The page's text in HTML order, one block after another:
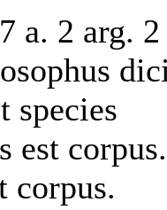
a. 2 arg. 2
species
est corpus.
corpus.